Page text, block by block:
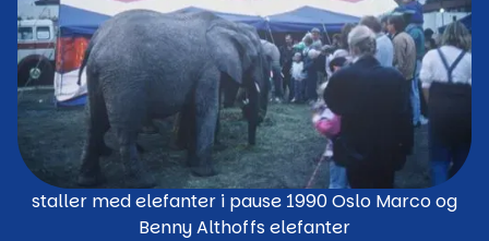
staller med elefanter i pause 1990 Oslo Marco og
Benny Althoffs elefanter